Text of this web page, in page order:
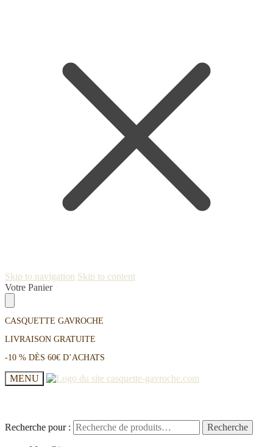
Skip to navigation Skip to content
Votre Panier
CASQUETTE GAVROCHE
LIVRAISON GRATUITE
-10 % DÈS 60€ D’ACHATS
MENU
Recherche pour : Recherche
Recherche pour : Recherche